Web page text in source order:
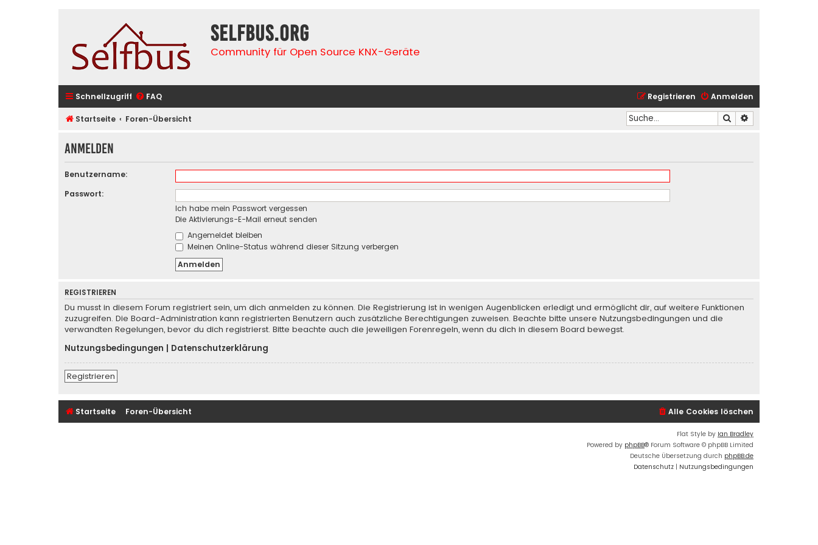
selfbus.org
Community für Open Source KNX-Geräte
Schnellzugriff FAQ Anmelden
Registrieren
Startseite Foren-Übersicht Suche
Anmelden
Benutzername:
Passwort:
Ich habe mein Passwort vergessen
Die Aktivierungs-E-Mail erneut senden
Angemeldet bleiben
Meinen Online-Status während dieser Sitzung verbergen
REGISTRIEREN
Du musst in diesem Forum registriert sein, um dich anmelden zu können. Die Registrierung ist in wenigen Augenblicken erledigt und ermöglicht dir, auf weitere Funktionen
zuzugreifen. Die Board-Administration kann registrierten Benutzern auch zusätzliche Berechtigungen zuweisen. Beachte bitte unsere Nutzungsbedingungen und die
verwandten Regelungen, bevor du dich registrierst. Bitte beachte auch die jeweiligen Forenregeln, wenn du dich in diesem Board bewegst.
Nutzungsbedingungen
Datenschutzerklärung
Registrieren
Startseite Foren-Übersicht Alle Cookies löschen
Flat Style by Ian Bradley
Powered by phpBB® Forum Software © phpBB Limited
Deutsche Übersetzung durch phpBB.de
Datenschutz | Nutzungsbedingungen